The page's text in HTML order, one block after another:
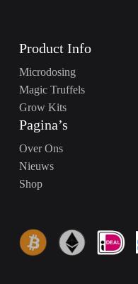
Product Info
Microdosing
Magic Truffels
Grow Kits
Pagina’s
Over Ons
Nieuws
Shop